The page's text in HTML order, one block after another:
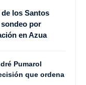
los Santos
por
en Azua
Pumarol
que ordena